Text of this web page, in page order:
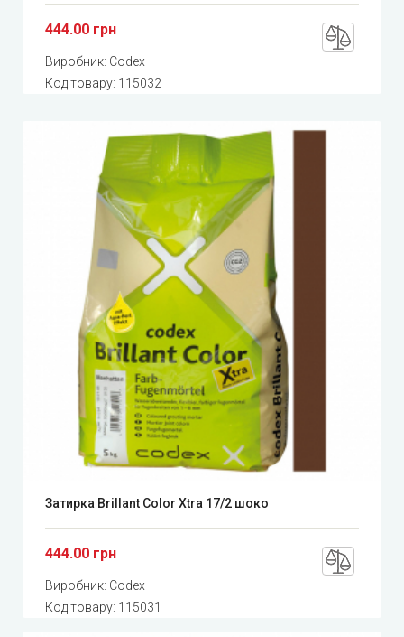
444.00 грн
Виробник: Codex
Код товару: 115032
Затирка Brillant Color Xtra 17/2 шоко
444.00 грн
Виробник: Codex
Код товару: 115031